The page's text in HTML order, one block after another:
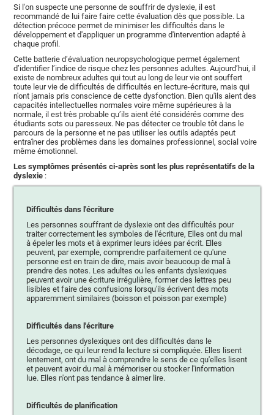
Si l'on suspecte une personne de souffrir de dyslexie, il est
recommandé de lui faire faire cette évaluation dès que possible. La
détection précoce permet de minimiser les difficultés dans le
développement et d'appliquer un programme d'intervention adapté à
chaque profil.
Cette batterie d’évaluation neuropsychologique permet également
d’identifier l’indice de risque chez les personnes adultes. Aujourd’hui, il
existe de nombreux adultes qui tout au long de leur vie ont souffert
toute leur vie de difficultés de difficultés en lecture-écriture, mais qui
n'ont jamais pris conscience de cette dysfonction. Bien qu'ils aient des
capacités intellectuelles normales voire même supérieures à la
normale, il est très probable qu’ils aient été considérés comme des
étudiants sots ou paresseux. Ne pas détecter ce trouble tôt dans le
parcours de la personne et ne pas utiliser les outils adaptés peut
entraîner des problèmes dans les domaines professionnel, social voire
même émotionnel.
Les symptômes présentés ci-après sont les plus représentatifs de la
dyslexie :
Difficultés dans l'écriture
Les personnes souffrant de dyslexie ont des difficultés pour
traiter correctement les symboles de l'écriture, Elles ont du mal
à épeler les mots et à exprimer leurs idées par écrit. Elles
peuvent, par exemple, comprendre parfaitement ce qu'une
personne est en train de dire, mais avoir beaucoup de mal à
prendre des notes. Les adultes ou les enfants dyslexiques
peuvent avoir une écriture irrégulière, former des lettres peu
lisibles et faire des confusions lorsqu'ils écrivent des mots
apparemment similaires (boisson et poisson par exemple)
Difficultés dans l'écriture
Les personnes dyslexiques ont des difficultés dans le
décodage, ce qui leur rend la lecture si compliquée. Elles lisent
lentement, ont du mal à comprendre le sens de ce qu'elles lisent
et peuvent avoir du mal à mémoriser ou stocker l'information
lue. Elles n'ont pas tendance à aimer lire.
Difficultés de planification